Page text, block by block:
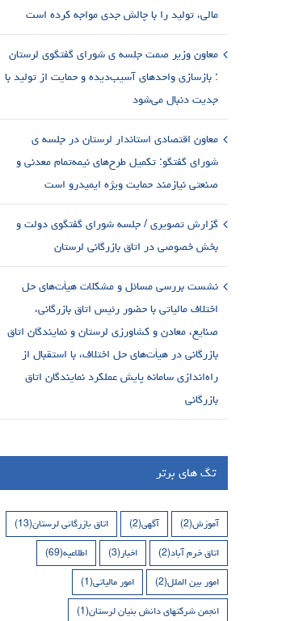
مالی، تولید را با چالش جدی مواجه کرده است
معاون وزیر صمت جلسه ی شورای گفتگوی لرستان
: بازسازی واحدهای آسیب‌دیده و حمایت از تولید با
جدیت دنبال می‌شود
معاون اقتصادی استاندار لرستان در جلسه ی
شورای گفتگو: تکمیل طرح‌های نیمه‌تمام معدنی و
صنعتی نیازمند حمایت ویژه ایمیدرو است
گزارش تصویری / جلسه شورای گفتگوی دولت و
بخش خصوصی در اتاق بازرگانی لرستان
نشست بررسی مسائل و مشکلات هیأت‌های حل
اختلاف مالیاتی با حضور رئیس اتاق بازرگانی،
صنایع، معادن و کشاورزی لرستان و نمایندگان اتاق
بازرگانی در هیأت‌های حل اختلاف، با استقبال از
راه‌اندازی سامانه پایش عملکرد نمایندگان اتاق
بازرگانی
تگ های برتر
آموزش(2) آگهی(2) اتاق بازرگانی لرستان(13)
اتاق خرم آباد(2) اخبار(3) اطلاعیه(69)
امور بین الملل(2) امور مالیاتی(1)
انجمن شرکتهای دانش بنیان لرستان(1)